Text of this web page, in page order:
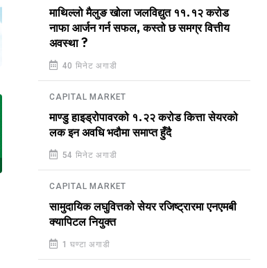
माथिल्लो मैलुङ खोला जलविद्युत ११.१२ करोड
नाफा आर्जन गर्न सफल, कस्तो छ समग्र वित्तीय
अवस्था ?
40 मिनेट अगाडी
CAPITAL MARKET
माण्डु हाइड्रोपावरको १.२२ करोड कित्ता सेयरको
लक इन अवधि भदौमा समाप्त हुँदै
54 मिनेट अगाडी
CAPITAL MARKET
सामुदायिक लघुवित्तको सेयर रजिष्ट्रारमा एनएमबी
क्यापिटल नियुक्त
1 घण्टा अगाडी